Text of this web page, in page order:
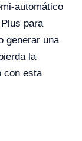
automático
para
generar una
la
con esta